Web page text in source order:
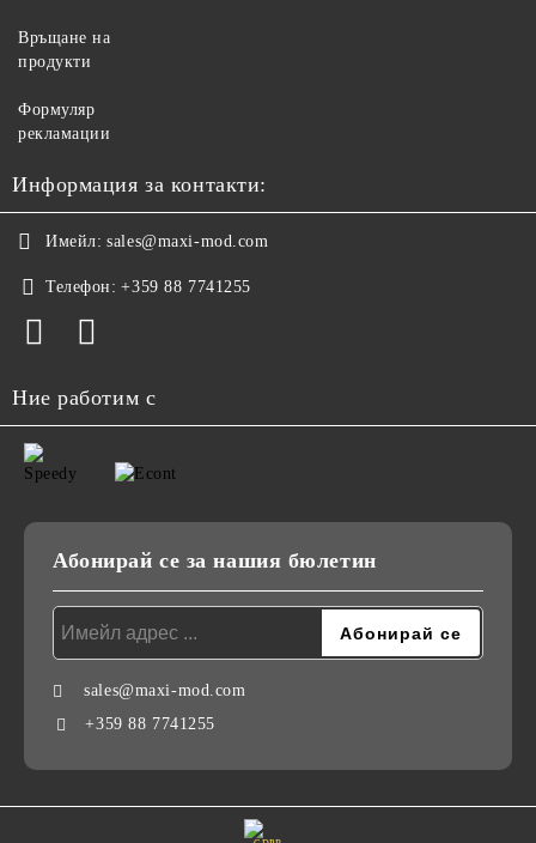
Връщане на
продукти
Формуляр
рекламации
Информация за контакти:
Имейл: sales@maxi-mod.com
Телефон: +359 88 7741255
Ние работим с
Абонирай се за нашия бюлетин
sales@maxi-mod.com
+359 88 7741255